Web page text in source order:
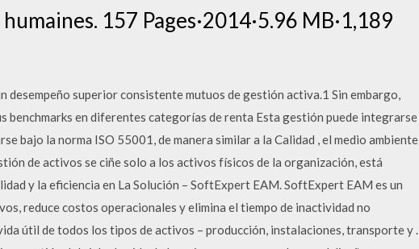
157 Pages·2014·5.96 MB·1,189
superior consistente mutuos de gestión activa.1 Sin embargo,
benchmarks en diferentes categorías de renta Esta gestión puede integrarse
bajo la norma ISO 55001, de manera similar a la Calidad , el medio ambiente ,
de activos se ciñe solo a los activos físicos de la organización, está
y la eficiencia en La Solución – SoftExpert EAM. SoftExpert EAM es un
reduce costos operacionales y elimina el tiempo de inactividad no
útil de todos los tipos de activos – producción, instalaciones, transporte y …